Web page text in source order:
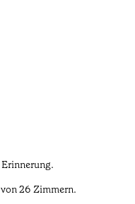
26 Zimmern.